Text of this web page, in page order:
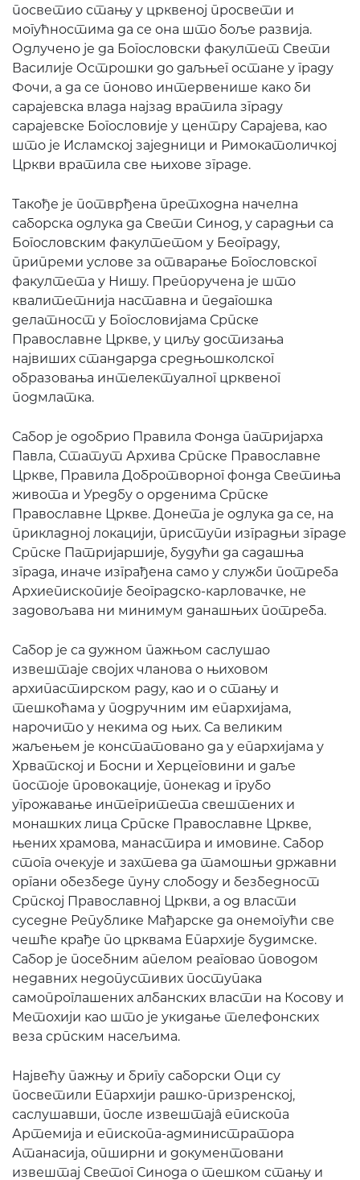
посветио стању у црквеној просвети и
могућностима да се она што боље развија.
Одлучено је да Богословски факултет Свети
Василије Острошки до даљњег остане у граду
Фочи, а да се поново интервенише како би
сарајевска влада најзад вратила зграду
сарајевске Богословије у центру Сарајева, као
што је Исламској заједници и Римокатоличкој
Цркви вратила све њихове зграде.
Такође је потврђена претходна начелна
саборска одлука да Свети Синод, у сарадњи са
Богословским факултетом у Београду,
припреми услове за отварање Богословског
факултета у Нишу. Препоручена је што
квалитетнија наставна и педагошка
делатност у Богословијама Српске
Православне Цркве, у циљу достизања
највиших стандарда средњошколског
образовања интелектуалног црквеног
подмлатка.
Сабор је одобрио Правила Фонда патријарха
Павла, Статут Архива Српске Православне
Цркве, Правила Добротворног фонда Светиња
живота и Уредбу о орденима Српске
Православне Цркве. Донета је одлука да се, на
прикладној локацији, приступи изградњи зграде
Српске Патријаршије, будући да садашња
зграда, иначе изграђена само у служби потреба
Архиепископије београдско-карловачке, не
задовољава ни минимум данашњих потреба.
Сабор је са дужном пажњом саслушао
извештаје својих чланова о њиховом
архипастирском раду, као и о стању и
тешкоћама у подручним им епархијама,
нарочито у некима од њих. Са великим
жаљењем је констатовано да у епархијама у
Хрватској и Босни и Херцеговини и даље
постоје провокације, понекад и грубо
угрожавање интегритета свештених и
монашких лица Српске Православне Цркве,
њених храмова, манастира и имовине. Сабор
стога очекује и захтева да тамошњи државни
органи обезбеде пуну слободу и безбедност
Српској Православној Цркви, а од власти
суседне Републике Мађарске да онемогући све
чешће крађе по црквама Епархије будимске.
Сабор је посебним апелом реаговао поводом
недавних недопустивих поступака
самопроглашених албанских власти на Косову и
Метохији као што је укидање телефонских
веза српским насељима.
Највећу пажњу и бригу саборски Оци су
посветили Епархији рашко-призренској,
саслушавши, после извештајâ епископа
Артемија и епископа-администратора
Атанасија, опширни и документовани
извештај Светог Синода о тешком стању и